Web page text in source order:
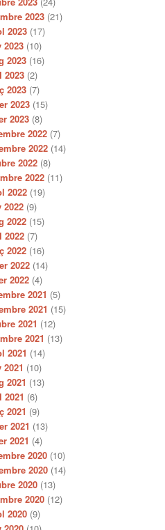
2023 (21)
2023 (17)
2023 (10)
2023 (16)
2023 (2)
2023 (7)
2023 (15)
2023 (8)
2022 (7)
2022 (14)
2022 (8)
2022 (11)
2022 (19)
2022 (9)
2022 (15)
2022 (7)
2022 (16)
2022 (14)
2022 (4)
2021 (5)
2021 (15)
2021 (12)
2021 (13)
2021 (14)
(10)
2021 (13)
2021 (6)
2021 (9)
2021 (13)
2021 (4)
2020 (10)
2020 (14)
2020 (13)
2020 (12)
2020 (9)